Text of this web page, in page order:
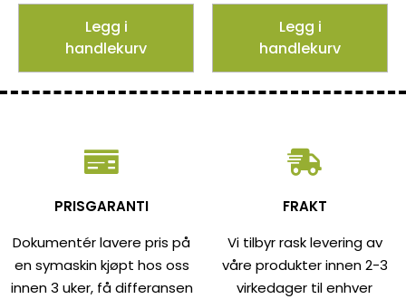
Legg i
handlekurv
Legg i
handlekurv
PRISGARANTI
Dokumentér lavere pris på
en symaskin kjøpt hos oss
innen 3 uker, få differansen
FRAKT
Vi tilbyr rask levering av
våre produkter innen 2-3
virkedager til enhver